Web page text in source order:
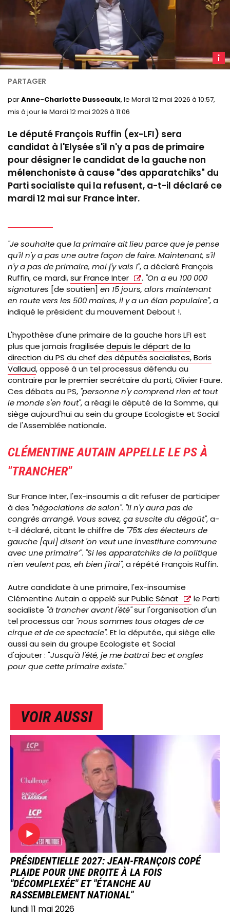
Ruffin
parAnne-Charlotte Dusseaulx, le Mardi 12 mai 2026 à 10:57,
mis à jour le Mardi 12 mai 2026 à 11:06
Le député François Ruffin (ex-LFI) sera
candidat à l'Elysée s'il n'y a pas de primaire
pour désigner le candidat de la gauche non
mélenchoniste à cause "des apparatchiks" du
Parti socialiste qui la refusent, a-t-il déclaré ce
mardi 12 mai sur France inter.
"Je souhaite que la primaire ait lieu parce que je pense
qu'il n'y a pas une autre façon de faire. Maintenant, s'il
n'y a pas de primaire, moi j'y vais !", a déclaré François
Ruffin, ce mardi,sur France Inter . "On a eu 100 000
signatures [de soutien] en 15 jours, alors maintenant
en route vers les 500 maires, il y a un élan populaire", a
indiqué le président du mouvement Debout !.
L'hypothèse d'une primaire de la gauche hors LFI est
plus que jamais fragilisée depuis le départ de la
direction du PS du chef des députés socialistes, Boris
Vallaud, opposé à un tel processus défendu au
contraire par le premier secrétaire du parti, Olivier Faure.
Ces débats au PS, "personne n'y comprend rien et tout
le monde s'en fout", a réagi le député de la Somme, qui
siège aujourd'hui au sein du groupe Ecologiste et Social
de l'Assemblée nationale.
CLÉMENTINE AUTAIN APPELLE LE PS À
"TRANCHER"
Sur France Inter, l'ex-insoumis a dit refuser de participer
à des "négociations de salon". "Il n'y aura pas de
congrès arrangé. Vous savez, ça suscite du dégoût", a-
t-il déclaré, citant le chiffre de "75% des électeurs de
gauche [qui] disent 'on veut une investiture commune
avec une primaire’". "Si les apparatchiks de la politique
n'en veulent pas, eh bien j'irai", a répété François Ruffin.
Autre candidate à une primaire, l'ex-insoumise
Clémentine Autain a appelé sur Public Sénat
le Parti
socialiste "à trancher avant l'été"sur l'organisation d'un
tel processus car "nous sommes tous otages de ce
cirque et de ce spectacle". Et la députée, qui siège elle
aussi au sein du groupe Ecologiste et Social
d'ajouter : "Jusqu'à l'été, je me battrai bec et ongles
pour que cette primaire existe."
VOIR AUSSI
IMAGE
PRÉSIDENTIELLE 2027: JEAN-FRANÇOIS COPÉ
PLAIDE POUR UNE DROITE À LA FOIS
"DÉCOMPLEXÉE" ET "ÉTANCHE AU
RASSEMBLEMENT NATIONAL"
lundi 11 mai 2026